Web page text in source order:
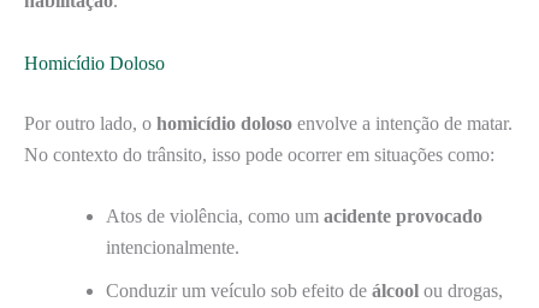
Homicídio Doloso
Por outro lado, o homicídio doloso envolve a intenção de matar.
No contexto do trânsito, isso pode ocorrer em situações como:
Atos de violência, como um acidente provocado
intencionalmente.
Conduzir um veículo sob efeito de álcool ou drogas,